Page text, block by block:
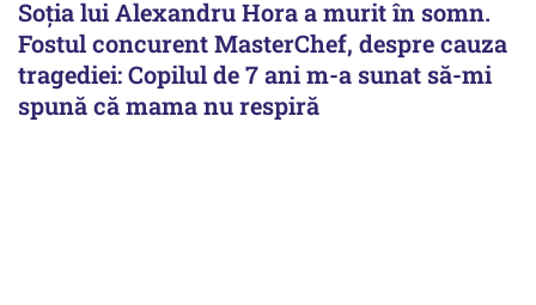
Soția lui Alexandru Hora a murit în somn.
Fostul concurent MasterChef, despre cauza
tragediei: Copilul de 7 ani m-a sunat să-mi
spună că mama nu respiră